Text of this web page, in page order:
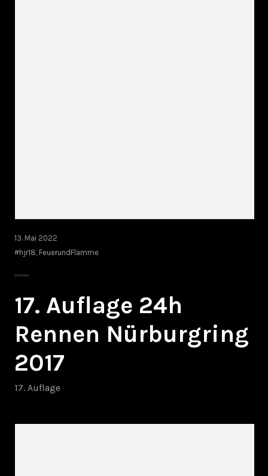
13. Mai 2022
#hjr18 FeuerundFlamme
17. Auflage 24h
Rennen Nürburgring
2017
17. Auflage